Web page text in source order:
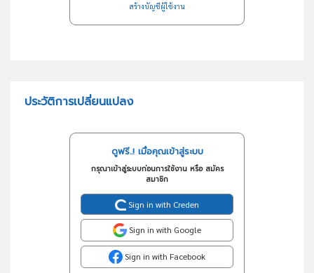
สร้างบัญชีผู้ใช้งาน
ประวัติการเปลี่ยนแปลง
ดูฟรี..! เมื่อคุณเข้าสู่ระบบ
กรุณาเข้าสู่ระบบก่อนการใช้งาน หรือ สมัคร
สมาชิก
Sign in with Creden
Sign in with Google
Sign in with Facebook